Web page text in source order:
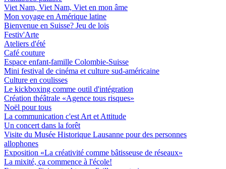
Viet Nam, Viet Nam, Viet en mon âme
Mon voyage en Amérique latine
Bienvenue en Suisse? Jeu de lois
Festiv'Arte
Ateliers d'été
Café couture
Espace enfant-famille Colombie-Suisse
Mini festival de cinéma et culture sud-américaine
Culture en coulisses
Le kickboxing comme outil d'intégration
Création théâtrale «Agence tous risques»
Noël pour tous
La communication c'est Art et Attitude
Un concert dans la forêt
Visite du Musée Historique Lausanne pour des personnes
allophones
Exposition «La créativité comme bâtisseuse de réseaux»
La mixité, ça commence à l'école!